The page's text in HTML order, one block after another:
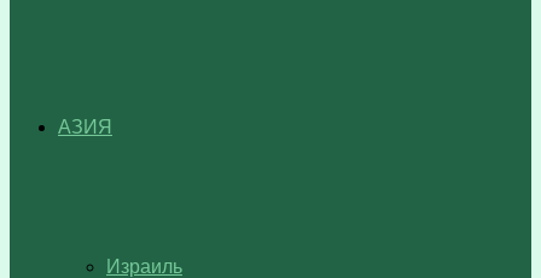
АЗИЯ
Израиль